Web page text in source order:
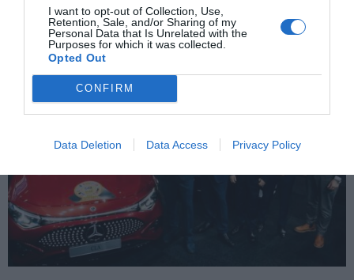
I want to opt-out of Collection, Use,
Retention, Sale, and/or Sharing of my
Personal Data that Is Unrelated with the
Purposes for which it was collected.
Opted Out
CONFIRM
Data Deletion Data Access Privacy Policy
Πέντε τραυματίες – Ψάχνουν τον οδηγό